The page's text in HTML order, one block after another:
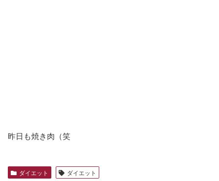
昨日も焼き肉（笑
ダイエット ダイエット